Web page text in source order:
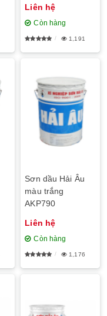
Liên hệ
Còn hàng
1,191
Sơn dầu Hải Âu
màu trắng
AKP790
Liên hệ
Còn hàng
1,176